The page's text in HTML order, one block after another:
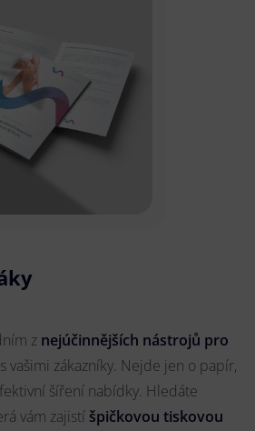
z nejúčinnějších nástrojů pro
s vašimi zákazníky. Nejde jen o papír,
šíření nabídky. Hledáte
vám zajistí špičkovou tiskovou